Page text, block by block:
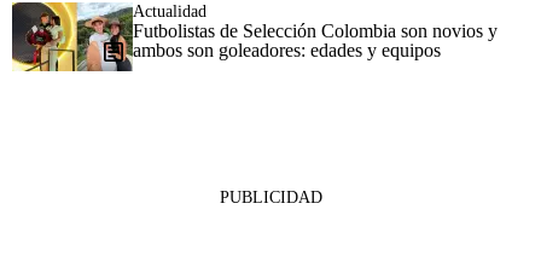
Actualidad
Futbolistas de Selección Colombia son novios y
ambos son goleadores: edades y equipos
PUBLICIDAD